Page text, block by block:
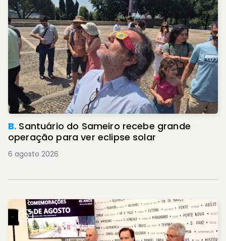
B. Santuário do Sameiro recebe grande
operação para ver eclipse solar
6 agosto 2026